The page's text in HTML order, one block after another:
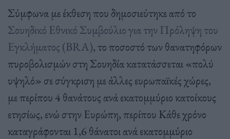
Σύμφωνα με έκθεση που δημοσιεύτηκε από το
Σουηδικό Εθνικό Συμβούλιο για την Πρόληψη του
Εγκλήματος (BRA), το ποσοστό των θανατηφόρων
πυροβολισμών στη Σουηδία κατατάσσεται «πολύ
υψηλό» σε σύγκριση με άλλες ευρωπαϊκές χώρες,
με περίπου 4 θανάτους ανά εκατομμύριο κατοίκους
ετησίως, ενώ στην Ευρώπη, περίπου Κάθε χρόνο
καταγράφονται 1,6 θάνατοι ανά εκατομμύριο